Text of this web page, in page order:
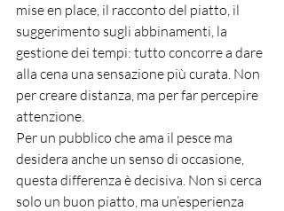
mise en place, il racconto del piatto, il
suggerimento sugli abbinamenti, la
gestione dei tempi: tutto concorre a dare
alla cena una sensazione più curata. Non
per creare distanza, ma per far percepire
attenzione.
Per un pubblico che ama il pesce ma
desidera anche un senso di occasione,
questa differenza è decisiva. Non si cerca
solo un buon piatto, ma un’esperienza